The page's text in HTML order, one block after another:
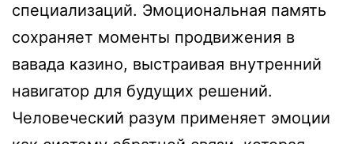
специализаций. Эмоциональная память
сохраняет моменты продвижения в
вавада казино, выстраивая внутренний
навигатор для будущих решений.
Человеческий разум применяет эмоции